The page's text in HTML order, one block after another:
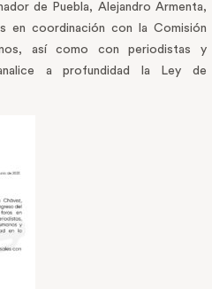
de Puebla, Alejandro Armenta,
en coordinación con la Comisión
así como con periodistas y
a profundidad la Ley de